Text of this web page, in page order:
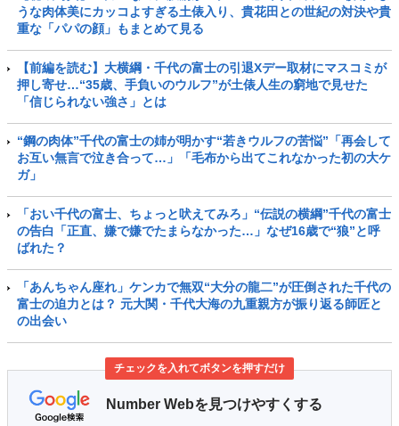
うな肉体美にカッコよすぎる土俵入り、貴花田との世紀の対決や貴
重な「パパの顔」もまとめて見る
【前編を読む】大横綱・千代の富士の引退Xデー取材にマスコミが
押し寄せ…“35歳、手負いのウルフ”が土俵人生の窮地で見せた
「信じられない強さ」とは
“鋼の肉体”千代の富士の姉が明かす“若きウルフの苦悩”「再会して
お互い無言で泣き合って…」「毛布から出てこれなかった初の大ケ
ガ」
「おい千代の富士、ちょっと吠えてみろ」“伝説の横綱”千代の富士
の告白「正直、嫌で嫌でたまらなかった…」なぜ16歳で“狼”と呼
ばれた？
「あんちゃん座れ」ケンカで無双“大分の龍二”が圧倒された千代の
富士の迫力とは？ 元大関・千代大海の九重親方が振り返る師匠と
の出会い
チェックを入れてボタンを押すだけ
Number Webを見つけやすくする